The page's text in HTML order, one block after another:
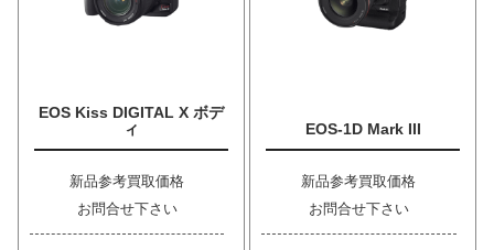
EOS Kiss DIGITAL X ボデ
ィ
新品参考買取価格
お問合せ下さい
EOS-1D Mark III
新品参考買取価格
お問合せ下さい